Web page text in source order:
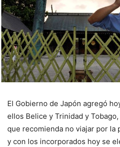
El Gobierno de Japón agregó
ellos Belice y Trinidad y
que recomienda no viajar por la
y con los incorporados hoy se